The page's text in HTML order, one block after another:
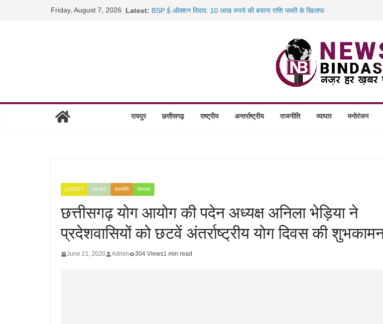
Friday, August 7, 2026 Latest: BSP ई-ऑक्शन विवाद: 10 लाख रुपये की बयाना राशि जब्ती के खिलाफ
छत्तीसगढ़ में 1460 गोधाम होंगे स्थापित, हर विकासखंड के 10 उत्कृष्ट गोठानों
साइबर ठगी पर दुर्ग पुलिस का बड़ा एक्शन: 13 म्यूल बैंक खाताधारक गिरफ्तार
रायपुर छत्तीसगढ़ राष्ट्रीय अन्तर्राष्ट्रीय राजनीति व्यापार मनोरंजन
LATEST NEWS राजनीति स्वास्थ्य
छत्तीसगढ़ योग आयोग की पदेन अध्यक्ष अनिला भेड़िया ने
प्रदेशवासियों को छटवें अंतर्राष्ट्रीय योग दिवस की
June 21, 2020 Admin 304 Views1 min read